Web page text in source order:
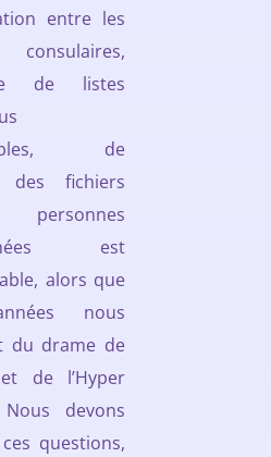
entre les
consulaires,
de listes
de
des fichiers
est
alors que
nous
du drame de
de l’Hyper
Nous devons
questions,